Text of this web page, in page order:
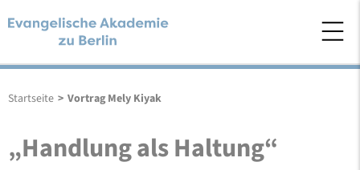
Startseite > Vortrag Mely Kiyak
„Handlung als Haltung“